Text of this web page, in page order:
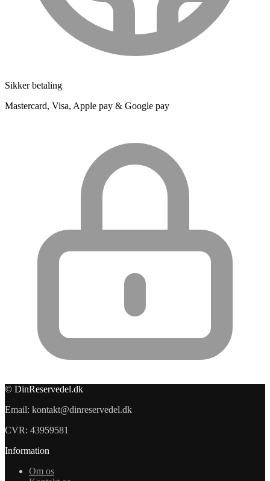
Sikker betaling
Mastercard, Visa, Apple pay & Google pay
© DinReservedel.dk
Email: kontakt@dinreservedel.dk
CVR: 43959581
Information
Om os